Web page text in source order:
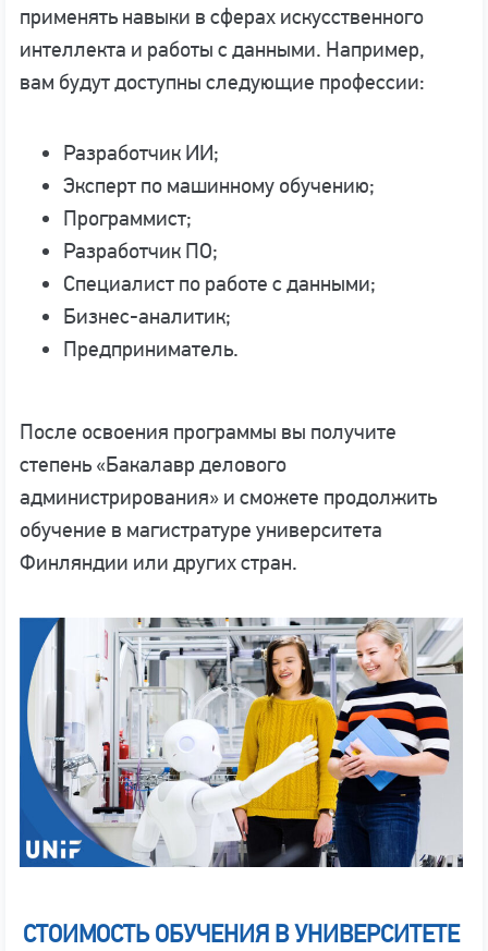
применять навыки в сферах искусственного
интеллекта и работы с данными. Например,
вам будут доступны следующие профессии:
Разработчик ИИ;
Эксперт по машинному обучению;
Программист;
Разработчик ПО;
Специалист по работе с данными;
Бизнес-аналитик;
Предприниматель.
После освоения программы вы получите
степень «Бакалавр делового
администрирования» и сможете продолжить
обучение в магистратуре университета
Финляндии или других стран.
СТОИМОСТЬ ОБУЧЕНИЯ В УНИВЕРСИТЕТЕ